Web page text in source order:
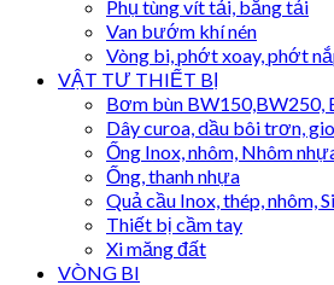
Phụ tùng vít tải, băng tải
Van bướm khí nén
Vòng bi, phớt xoay, phớt
VẬT TƯ THIẾT BỊ
Bơm bùn BW150,BW250,
Dây curoa, dầu bôi trơn,
Ống Inox, nhôm, Nhôm
Ống, thanh nhựa
Quả cầu Inox, thép, nhôm,
Thiết bị cầm tay
Xi măng đất
VÒNG BI